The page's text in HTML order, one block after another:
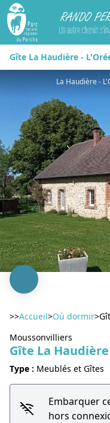
Rando Perche
Gîte La Haudière -
>>Accueil>Où dormir>
Moussonvilliers
Gîte La
Type : Meublés et Gîtes
Embarquer
hors